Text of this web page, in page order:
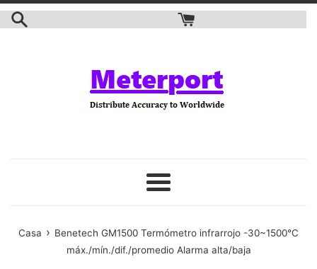
saltar
Menú
Casa › Benetech GM1500 Termómetro infrarrojo -30~1500℃
máx./mín./dif./promedio Alarma alta/baja